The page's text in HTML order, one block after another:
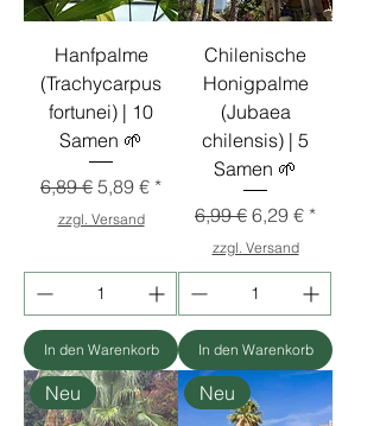
Hanfpalme
(Trachycarpus
fortunei) | 10
Samen 🌱
Standardpreis
6,89 € Sale-Preis
5,89 €
zzgl. Versand
In den Warenkorb
Chilenische
Honigpalme
(Jubaea
chilensis) | 5
Samen 🌱
Standardpreis
6,99 € Sale-Preis
6,29 €
zzgl. Versand
In den Warenkorb
Neu Neu